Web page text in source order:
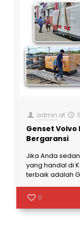
admin at
Genset Volvo
Bergaransi
Jika Anda
yang handal di
terbaik adalah
0